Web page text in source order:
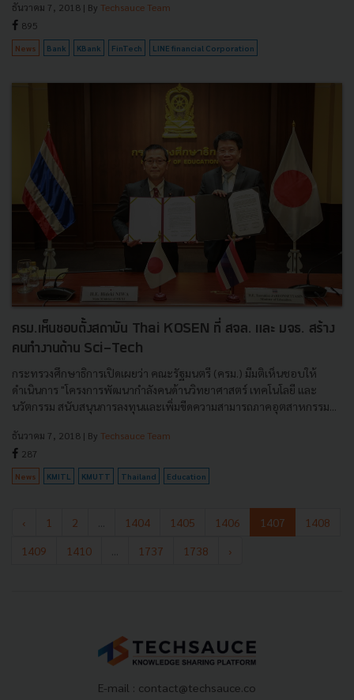
ธันวาคม 7, 2018 | By Techsauce Team
895
News Bank KBank FinTech LINE financial Corporation
ครม.เห็นชอบตั้งสถาบัน Thai KOSEN ที่ สจล. และ มจธ. สร้าง
คนทำงานด้าน Sci-Tech
กระทรวงศึกษาธิการเปิดเผยว่า คณะรัฐมนตรี (ครม.) มีมติเห็นชอบให้
ดำเนินการ "โครงการพัฒนากำลังคนด้านวิทยาศาสตร์ เทคโนโลยี และ
นวัตกรรม สนับสนุนการลงทุนและเพิ่มขีดความสามารถภาคอุตสาหกรรม...
ธันวาคม 7, 2018 | By Techsauce Team
287
News KMITL KMUTT Thailand Education
‹ 1 2 1404 1405 1406 1407
1408
1409
1410 1737 1738 ›
E-mail : contact@techsauce.co